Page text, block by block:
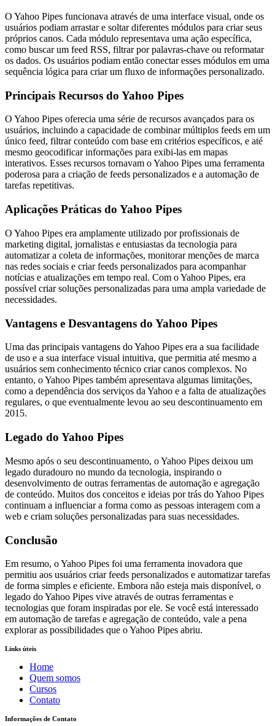
O Yahoo Pipes funcionava através de uma interface visual, onde os
usuários podiam arrastar e soltar diferentes módulos para criar seus
próprios canos. Cada módulo representava uma ação específica,
como buscar um feed RSS, filtrar por palavras-chave ou reformatar
os dados. Os usuários podiam então conectar esses módulos em uma
sequência lógica para criar um fluxo de informações personalizado.
Principais Recursos do Yahoo Pipes
O Yahoo Pipes oferecia uma série de recursos avançados para os
usuários, incluindo a capacidade de combinar múltiplos feeds em um
único feed, filtrar conteúdo com base em critérios específicos, e até
mesmo geocodificar informações para exibi-las em mapas
interativos. Esses recursos tornavam o Yahoo Pipes uma ferramenta
poderosa para a criação de feeds personalizados e a automação de
tarefas repetitivas.
Aplicações Práticas do Yahoo Pipes
O Yahoo Pipes era amplamente utilizado por profissionais de
marketing digital, jornalistas e entusiastas da tecnologia para
automatizar a coleta de informações, monitorar menções de marca
nas redes sociais e criar feeds personalizados para acompanhar
notícias e atualizações em tempo real. Com o Yahoo Pipes, era
possível criar soluções personalizadas para uma ampla variedade de
necessidades.
Vantagens e Desvantagens do Yahoo Pipes
Uma das principais vantagens do Yahoo Pipes era a sua facilidade
de uso e a sua interface visual intuitiva, que permitia até mesmo a
usuários sem conhecimento técnico criar canos complexos. No
entanto, o Yahoo Pipes também apresentava algumas limitações,
como a dependência dos serviços da Yahoo e a falta de atualizações
regulares, o que eventualmente levou ao seu descontinuamento em
2015.
Legado do Yahoo Pipes
Mesmo após o seu descontinuamento, o Yahoo Pipes deixou um
legado duradouro no mundo da tecnologia, inspirando o
desenvolvimento de outras ferramentas de automação e agregação
de conteúdo. Muitos dos conceitos e ideias por trás do Yahoo Pipes
continuam a influenciar a forma como as pessoas interagem com a
web e criam soluções personalizadas para suas necessidades.
Conclusão
Em resumo, o Yahoo Pipes foi uma ferramenta inovadora que
permitiu aos usuários criar feeds personalizados e automatizar tarefas
de forma simples e eficiente. Embora não esteja mais disponível, o
legado do Yahoo Pipes vive através de outras ferramentas e
tecnologias que foram inspiradas por ele. Se você está interessado
em automação de tarefas e agregação de conteúdo, vale a pena
explorar as possibilidades que o Yahoo Pipes abriu.
Links úteis
Home
Quem somos
Cursos
Contato
Informações de Contato